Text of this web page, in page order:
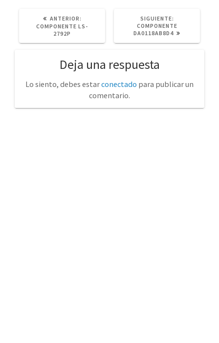
ANTERIOR:
ANTERIOR:
COMPONENTE LS-
2792P
SIGUIENTE:
POST:
COMPONENTE
DA0118AB8D4
Deja una respuesta
Lo siento, debes estarconectado para publicar un
comentario.